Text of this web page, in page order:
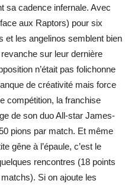
sa cadence infernale. Avec
aux Raptors) pour six
et les angelinos semblent bien
sur leur dernière
n’était pas folichonne
de créativité mais force
compétition, la franchise
de son duo All-star James-
pions par match. Et même
gêne à l’épaule, c’est le
rencontres (18 points
Si on ajoute les